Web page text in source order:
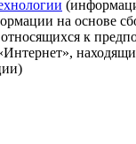
на основе
к